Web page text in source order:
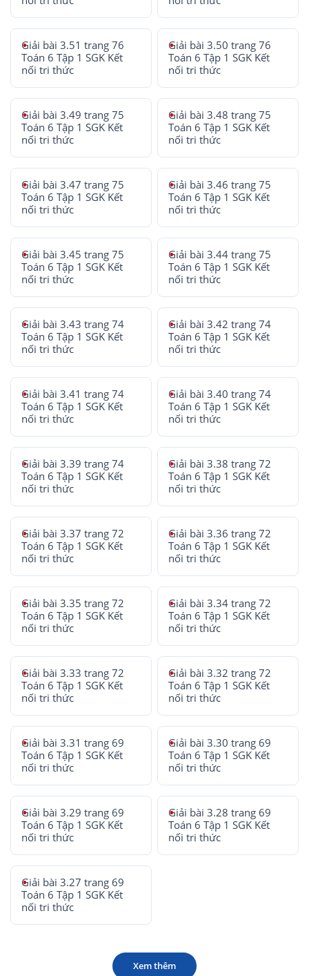
Giải bài 3.51 trang 76
Toán 6 Tập 1 SGK Kết
nối tri thức
Giải bài 3.50 trang 76
Toán 6 Tập 1 SGK Kết
nối tri thức
Giải bài 3.49 trang 75
Toán 6 Tập 1 SGK Kết
nối tri thức
Giải bài 3.48 trang 75
Toán 6 Tập 1 SGK Kết
nối tri thức
Giải bài 3.47 trang 75
Toán 6 Tập 1 SGK Kết
nối tri thức
Giải bài 3.46 trang 75
Toán 6 Tập 1 SGK Kết
nối tri thức
Giải bài 3.45 trang 75
Toán 6 Tập 1 SGK Kết
nối tri thức
Giải bài 3.44 trang 75
Toán 6 Tập 1 SGK Kết
nối tri thức
Giải bài 3.43 trang 74
Toán 6 Tập 1 SGK Kết
nối tri thức
Giải bài 3.42 trang 74
Toán 6 Tập 1 SGK Kết
nối tri thức
Giải bài 3.41 trang 74
Toán 6 Tập 1 SGK Kết
nối tri thức
Giải bài 3.40 trang 74
Toán 6 Tập 1 SGK Kết
nối tri thức
Giải bài 3.39 trang 74
Toán 6 Tập 1 SGK Kết
nối tri thức
Giải bài 3.38 trang 72
Toán 6 Tập 1 SGK Kết
nối tri thức
Giải bài 3.37 trang 72
Toán 6 Tập 1 SGK Kết
nối tri thức
Giải bài 3.36 trang 72
Toán 6 Tập 1 SGK Kết
nối tri thức
Giải bài 3.35 trang 72
Toán 6 Tập 1 SGK Kết
nối tri thức
Giải bài 3.34 trang 72
Toán 6 Tập 1 SGK Kết
nối tri thức
Giải bài 3.33 trang 72
Toán 6 Tập 1 SGK Kết
nối tri thức
Giải bài 3.32 trang 72
Toán 6 Tập 1 SGK Kết
nối tri thức
Giải bài 3.31 trang 69
Toán 6 Tập 1 SGK Kết
nối tri thức
Giải bài 3.30 trang 69
Toán 6 Tập 1 SGK Kết
nối tri thức
Giải bài 3.29 trang 69
Toán 6 Tập 1 SGK Kết
nối tri thức
Giải bài 3.28 trang 69
Toán 6 Tập 1 SGK Kết
nối tri thức
Giải bài 3.27 trang 69
Toán 6 Tập 1 SGK Kết
nối tri thức
Xem thêm